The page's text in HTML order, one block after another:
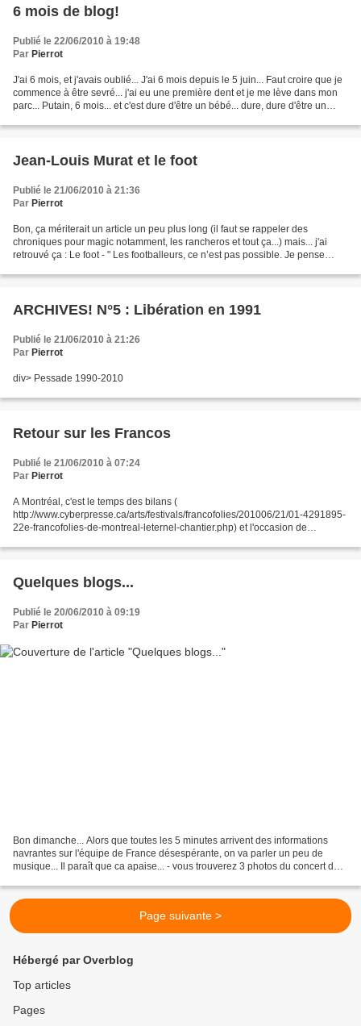
6 mois de blog!
Publié le 22/06/2010 à 19:48
Par Pierrot
J'ai 6 mois, et j'avais oublié... J'ai 6 mois depuis le 5 juin... Faut croire que je
commence à être sevré... j'ai eu une première dent et je me lève dans mon
parc... Putain, 6 mois... et c'est dure d'être un bébé... dure, dure d'être un
Jean-Louis Murat et le foot
Publié le 21/06/2010 à 21:36
Par Pierrot
Bon, ça mériterait un article un peu plus long (il faut se rappeler des
chroniques pour magic notamment, les rancheros et tout ça...) mais... j'ai
retrouvé ça : Le foot - " Les footballeurs, ce n’est pas possible. Je pense
ARCHIVES! N°5 : Libération en 1991
Publié le 21/06/2010 à 21:26
Par Pierrot
div> Pessade 1990-2010
Retour sur les Francos
Publié le 21/06/2010 à 07:24
Par Pierrot
A Montréal, c'est le temps des bilans (
http://www.cyberpresse.ca/arts/festivals/francofolies/201006/21/01-4291895-
22e-francofolies-de-montreal-leternel-chantier.php) et l'occasion de
Quelques blogs...
Publié le 20/06/2010 à 09:19
Par Pierrot
Bon dimanche... Alors que toutes les 5 minutes arrivent des informations
navrantes sur l'équipe de France désespérante, on va parler un peu de
musique... Il paraît que ca apaise... - vous trouverez 3 photos du concert de
Page suivante >
Hébergé par Overblog
Top articles
Pages